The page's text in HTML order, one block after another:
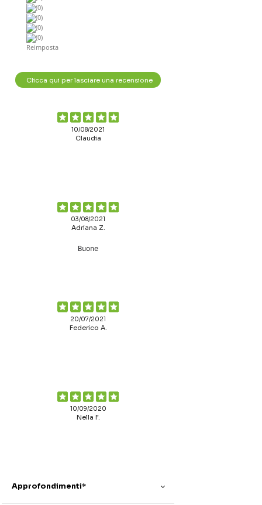
(0)
(0)
(0)
(0)
Reimposta
Clicca qui per lasciare una recensione
10/08/2021
Claudia
03/08/2021
Adriana Z.
Buone
20/07/2021
Federico A.
10/09/2020
Nella F.
Approfondimenti*